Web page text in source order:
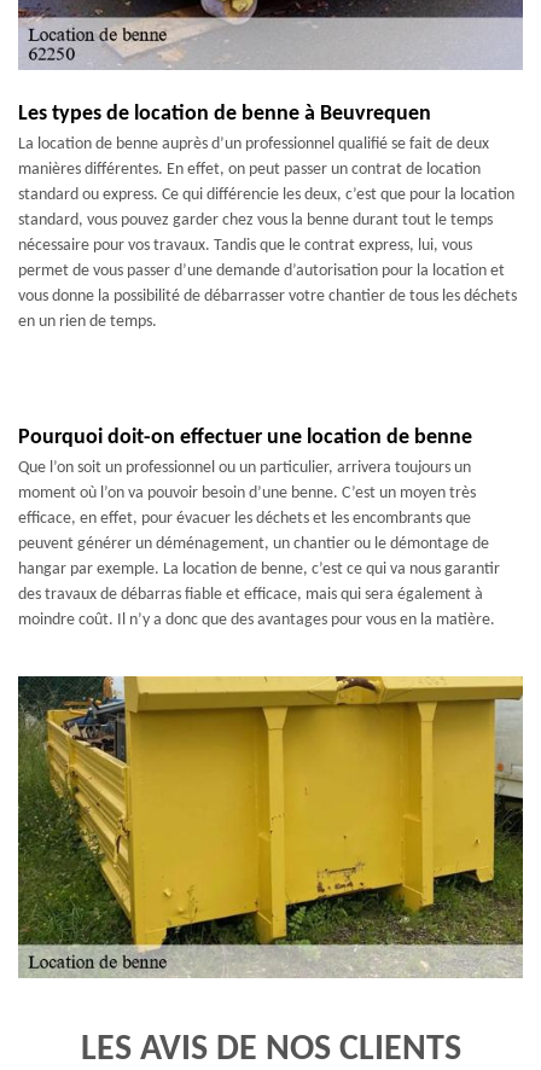
Les types de location de benne à Beuvrequen
La location de benne auprès d’un professionnel qualifié se fait de deux
manières différentes. En effet, on peut passer un contrat de location
standard ou express. Ce qui différencie les deux, c’est que pour la location
standard, vous pouvez garder chez vous la benne durant tout le temps
nécessaire pour vos travaux. Tandis que le contrat express, lui, vous
permet de vous passer d’une demande d’autorisation pour la location et
vous donne la possibilité de débarrasser votre chantier de tous les déchets
en un rien de temps.
Pourquoi doit-on effectuer une location de benne
Que l’on soit un professionnel ou un particulier, arrivera toujours un
moment où l’on va pouvoir besoin d’une benne. C’est un moyen très
efficace, en effet, pour évacuer les déchets et les encombrants que
peuvent générer un déménagement, un chantier ou le démontage de
hangar par exemple. La location de benne, c’est ce qui va nous garantir
des travaux de débarras fiable et efficace, mais qui sera également à
moindre coût. Il n’y a donc que des avantages pour vous en la matière.
LES AVIS DE NOS CLIENTS